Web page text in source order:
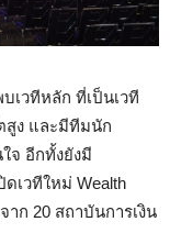
เวทีหลัก ที่เป็นเวที
สูง และมีทีมนัก
จ อีกทั้งยังมี
เวทีใหม่ Wealth
าก 20 สถาบันการเงิน